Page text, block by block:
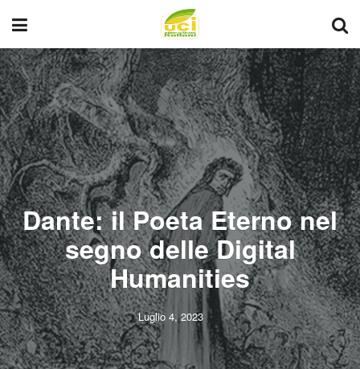
Dante: il Poeta Eterno nel
segno delle Digital
Humanities
Luglio 4, 2023